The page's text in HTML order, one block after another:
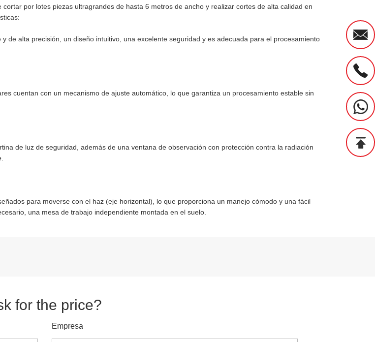
por lotes piezas ultragrandes de hasta 6 metros de ancho y realizar cortes de alta calidad en
de alta precisión, un diseño intuitivo, una excelente seguridad y es adecuada para el procesamiento
cuentan con un mecanismo de ajuste automático, lo que garantiza un procesamiento estable sin
de luz de seguridad, además de una ventana de observación con protección contra la radiación
para moverse con el haz (eje horizontal), lo que proporciona un manejo cómodo y una fácil
una mesa de trabajo independiente montada en el suelo.
ha
for the price?
Empresa